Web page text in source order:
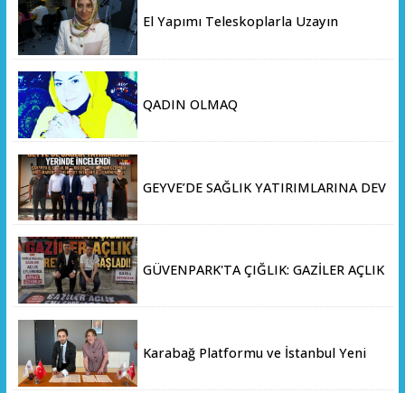
El Yapımı Teleskoplarla Uzayın
QADIN OLMAQ
GEYVE’DE SAĞLIK YATIRIMLARINA DEV
GÜVENPARK'TA ÇIĞLIK: GAZİLER AÇLIK
Karabağ Platformu ve İstanbul Yeni